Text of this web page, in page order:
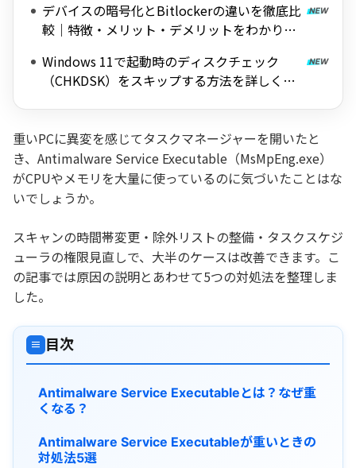
デバイスの暗号化とBitlockerの違いを徹底比
較｜特徴・メリット・デメリットをわかりや
Windows 11で起動時のディスクチェック
（CHKDSK）をスキップする方法を詳しく解
重いPCに異変を感じてタスクマネージャーを開いたと
き、Antimalware Service Executable（MsMpEng.exe）
がCPUやメモリを大量に使っているのに気づいたことはな
いでしょうか。
スキャンの時間帯変更・除外リストの整備・タスクスケジ
ューラの権限見直しで、大半のケースは改善できます。こ
の記事では原因の説明とあわせて5つの対処法を整理しま
した。
≡ 目次
Antimalware Service Executableとは？なぜ重
くなる？
Antimalware Service Executableが重いときの
対処法5選